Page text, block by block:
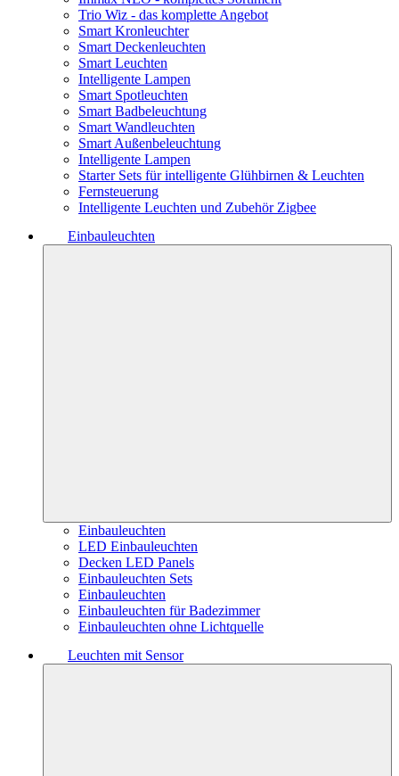
Trio Wiz - das komplette Angebot
Smart Kronleuchter
Smart Deckenleuchten
Smart Leuchten
Intelligente Lampen
Smart Spotleuchten
Smart Badbeleuchtung
Smart Wandleuchten
Smart Außenbeleuchtung
Intelligente Lampen
Starter Sets für intelligente Glühbirnen & Leuchten
Fernsteuerung
Intelligente Leuchten und Zubehör Zigbee
Einbauleuchten
Einbauleuchten
LED Einbauleuchten
Decken LED Panels
Einbauleuchten Sets
Einbauleuchten
Einbauleuchten für Badezimmer
Einbauleuchten ohne Lichtquelle
Leuchten mit Sensor